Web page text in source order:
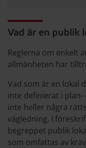
Vad är en publik
Reglerna om enkelt
allmänheten har
Vad som är en lokal
inte definierat i plan-
inte heller några
vägledning. I
begreppet publik
som omfattas av